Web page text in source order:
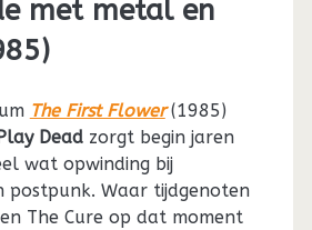
met metal en
The First Flower(1985)
Play Deadzorgt begin jaren
wat opwinding bij
postpunk. Waar tijdgenoten
The Cure op dat moment